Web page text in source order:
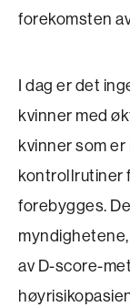
forekomsten
I dag er det
kvinner med
kvinner som
kontrollrutiner
forebygges.
av D-score-